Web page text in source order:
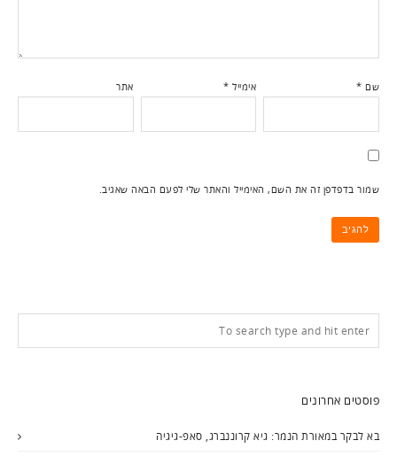
שם * אימייל * אתר
שמור בדפדפן זה את השם, האימייל והאתר שלי לפעם הבאה שאגיב.
פוסטים אחרונים
בא לבקר במאורת הנמר: גיא קרוננברג, סאפ-גיגיה